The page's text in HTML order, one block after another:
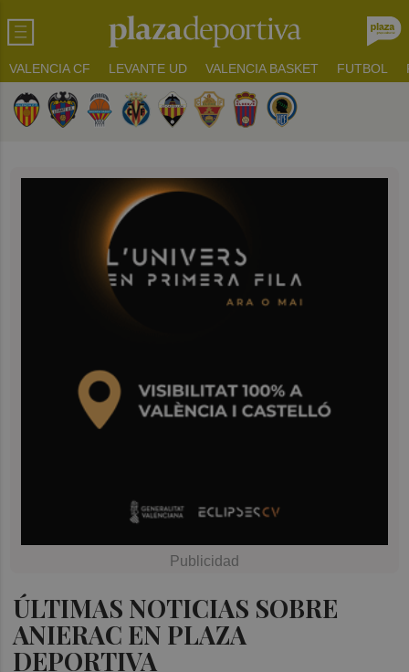
VALENCIA CF LEVANTE UD VALENCIA BASKET FUTBOL
ÚLTIMAS NOTICIAS SOBRE
ANIERAC EN PLAZA
DEPORTIVA